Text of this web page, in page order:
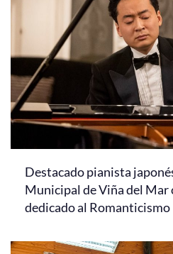
Destacado pianista
Municipal de Viña del Mar
dedicado al Romanticismo